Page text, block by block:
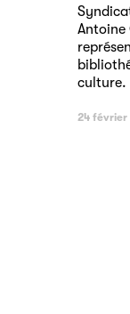
Antoine
culture.
24 février